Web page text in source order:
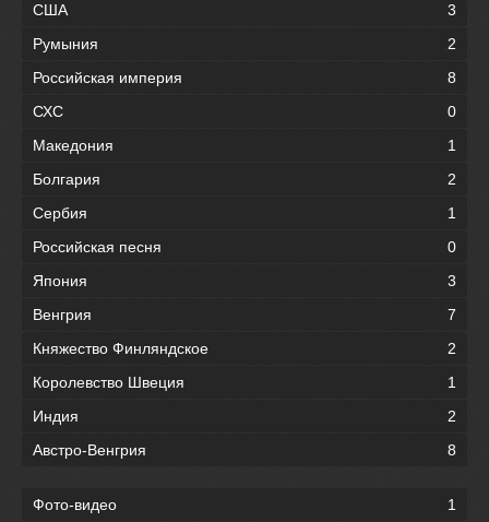
США
3
Румыния
2
Российская империя
8
СХС
0
Македония
1
Болгария
2
Сербия
1
Российская песня
0
Япония
3
Венгрия
7
Княжество Финляндское
2
Королевство Швеция
1
Индия
2
Австро-Венгрия
8
Фото-видео
1